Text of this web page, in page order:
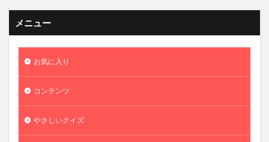
メニュー
お気に入り
コンテンツ
やさしいクイズ